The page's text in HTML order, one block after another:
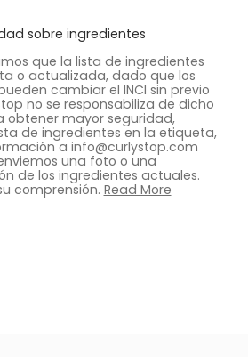
sobre ingredientes
que la lista de ingredientes
o actualizada, dado que los
cambiar el INCI sin previo
no se responsabiliza de dicho
obtener mayor seguridad,
de ingredientes en la etiqueta,
a info@curlystop.com
una foto o una
de los ingredientes actuales.
comprensión. Read More